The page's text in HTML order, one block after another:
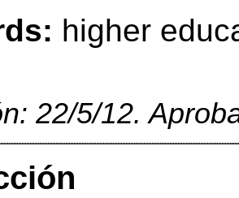
higher
22/5/12.